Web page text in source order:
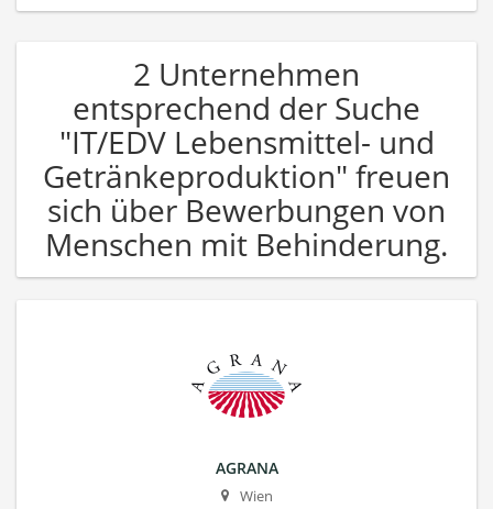
2 Unternehmen
entsprechend der Suche
"IT/EDV Lebensmittel- und
Getränkeproduktion" freuen
sich über Bewerbungen von
Menschen mit Behinderung.
AGRANA
Wien